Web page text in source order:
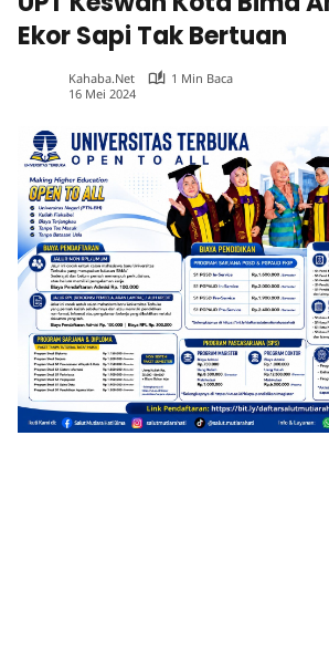
Ekor Sapi Tak Bertuan
Kahaba.net
1 Min Baca
16 Mei 2024